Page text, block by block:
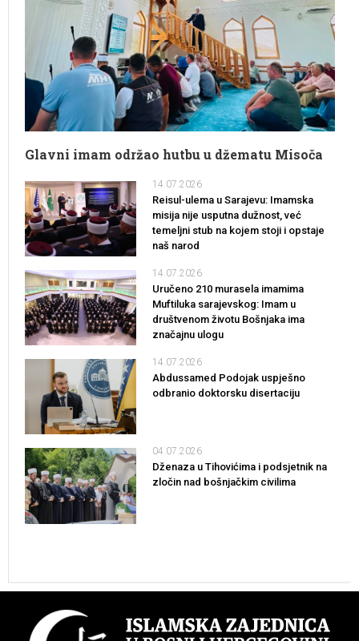
Glavni imam održao hutbu u džematu Misoča
14.07.2026
Reisul-ulema u Sarajevu: Imamska
misija nije usputna dužnost, već
temeljni stub na kojem stoji i opstaje
naš narod
14.07.2026
Uručeno 210 murasela imamima
Muftiluka sarajevskog: Imam u
društvenom životu Bošnjaka ima
značajnu ulogu
14.07.2026
Abdussamed Podojak uspješno
odbranio doktorsku disertaciju
04.07.2026
Dženaza u Tihovićima i podsjetnik na
zločin nad bošnjačkim civilima